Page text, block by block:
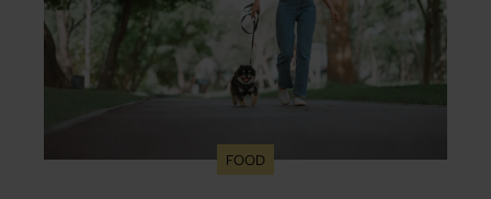
FOOD